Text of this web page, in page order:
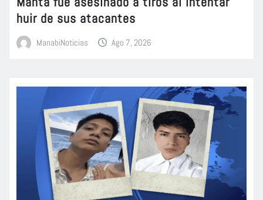
huir de sus atacantes
ManabiNoticias Ago 7, 2026